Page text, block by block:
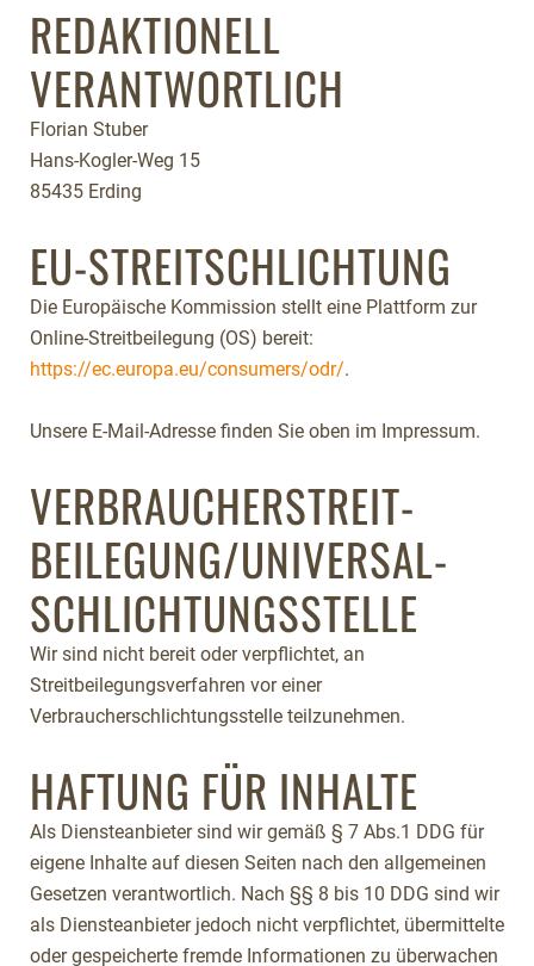
REDAKTIONELL
VERANTWORTLICH
Florian Stuber
Hans-Kogler-Weg 15
85435 Erding
EU-STREITSCHLICHTUNG
Die Europäische Kommission stellt eine Plattform zur
Online-Streitbeilegung (OS) bereit:
https://ec.europa.eu/consumers/odr/.
Unsere E-Mail-Adresse finden Sie oben im Impressum.
VERBRAUCHER­STREIT­
BEILEGUNG/UNIVERSAL­
SCHLICHTUNGS­STELLE
Wir sind nicht bereit oder verpflichtet, an
Streitbeilegungsverfahren vor einer
Verbraucherschlichtungsstelle teilzunehmen.
HAFTUNG FÜR INHALTE
Als Diensteanbieter sind wir gemäß § 7 Abs.1 DDG für
eigene Inhalte auf diesen Seiten nach den allgemeinen
Gesetzen verantwortlich. Nach §§ 8 bis 10 DDG sind wir
als Diensteanbieter jedoch nicht verpflichtet, übermittelte
oder gespeicherte fremde Informationen zu überwachen